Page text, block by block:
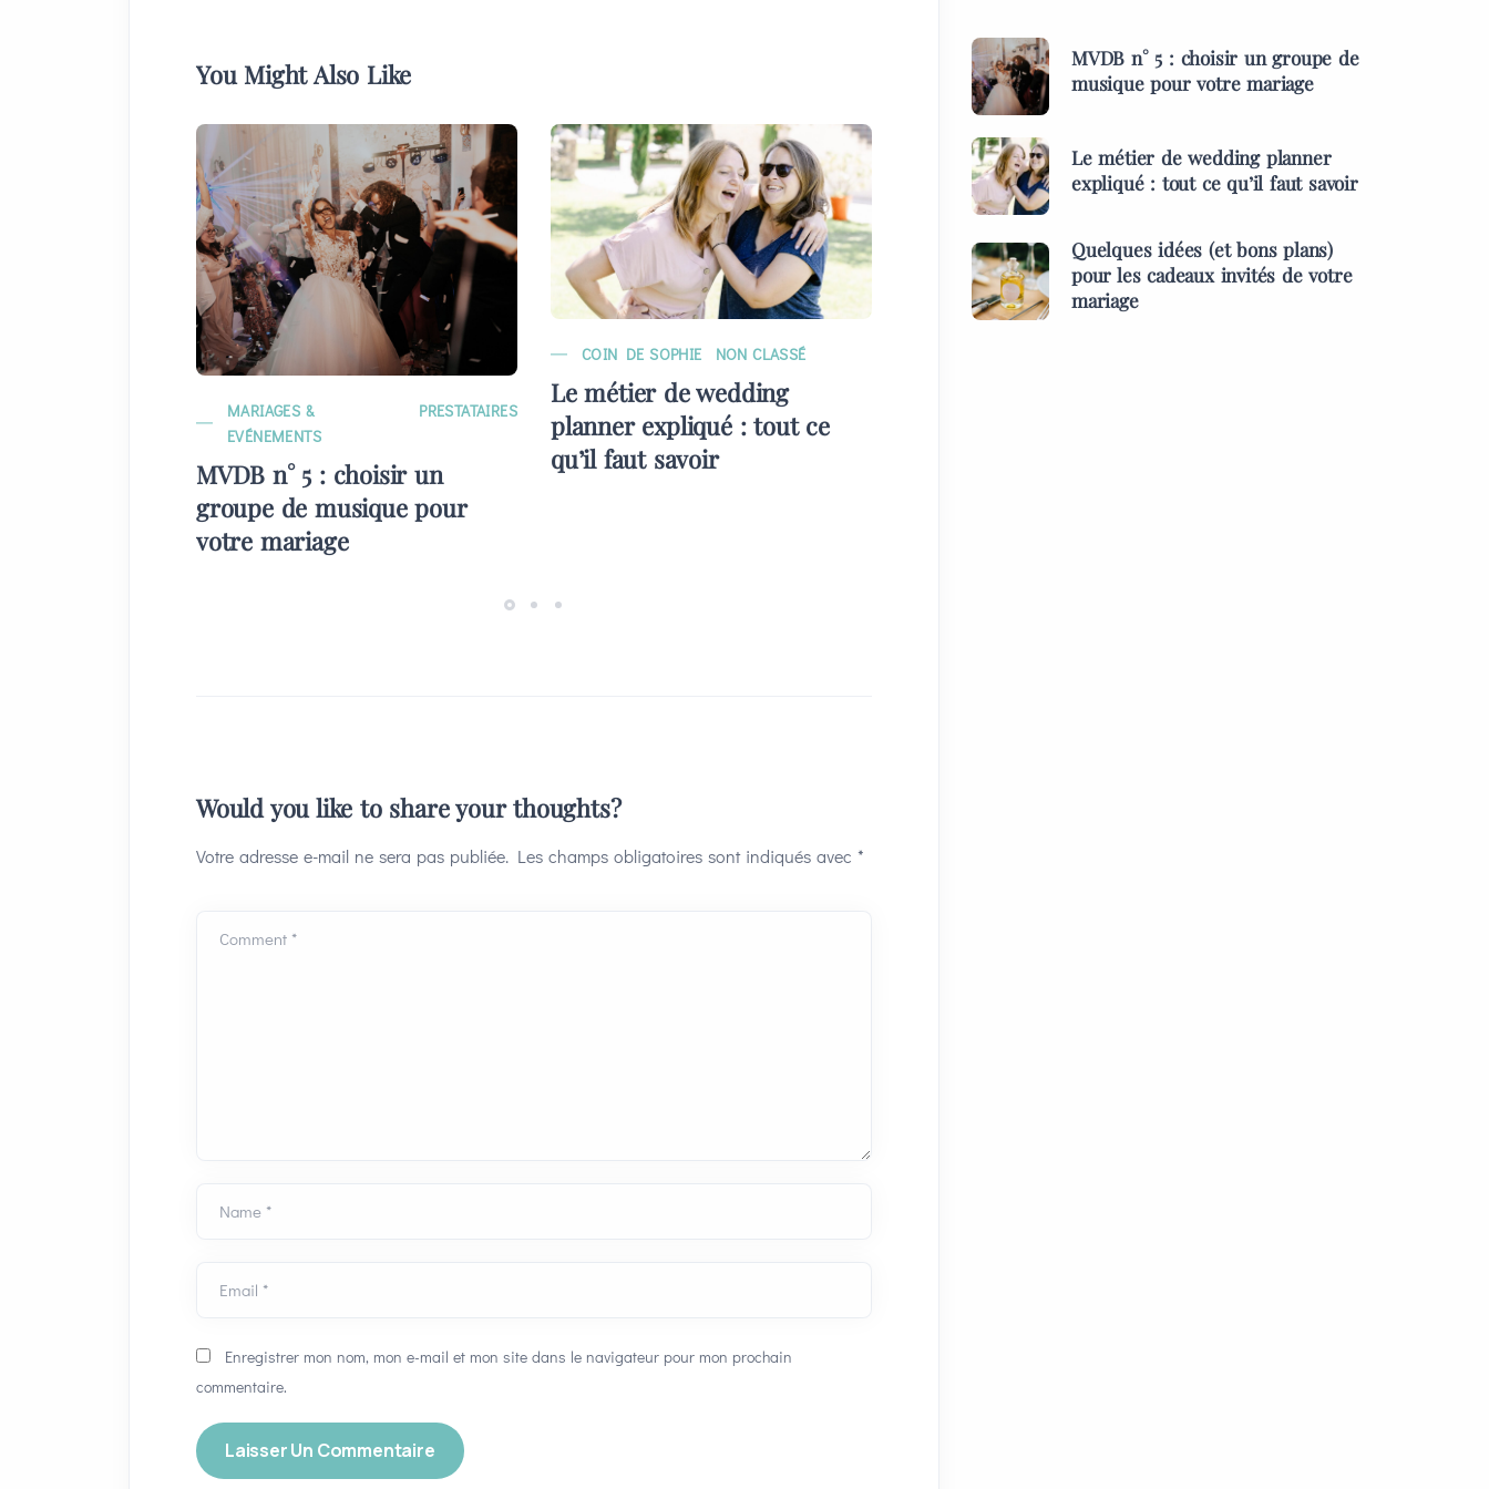
You Might Also Like
MARIAGES &
EVÉNEMENTS
PRESTATAIRES
MVDB n° 5 : choisir un
groupe de musique pour
votre mariage
COIN DE SOPHIE NON CLASSÉ
Le métier de wedding
planner expliqué : tout ce
qu’il faut savoir
Would you like to share your thoughts?
Votre adresse e-mail ne sera pas publiée. Les champs obligatoires sont indiqués avec *
Comment *
Name *
Email *
Enregistrer mon nom, mon e-mail et mon site dans le navigateur pour mon prochain
commentaire.
MVDB n° 5 : choisir un groupe de
musique pour votre mariage
Le métier de wedding planner
expliqué : tout ce qu’il faut savoir
Quelques idées (et bons plans)
pour les cadeaux invités de votre
mariage